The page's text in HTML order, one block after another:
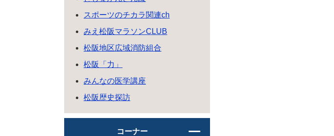
スポーツのチカラ関連ch
みえ松阪マラソンCLUB
松阪地区広域消防組合
松阪「力」
みんなの医学講座
松阪歴史探訪
コーナー